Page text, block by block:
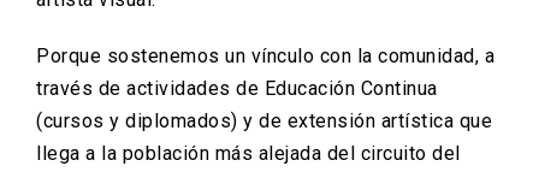
Porque sostenemos un vínculo con la comunidad, a
través de actividades de Educación Continua
(cursos y diplomados) y de extensión artística que
llega a la población más alejada del circuito del